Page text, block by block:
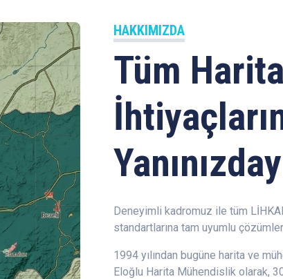
HAKKIMIZDA
Tüm
Deneyimli kadromuz ile tüm
standartlarına tam uyumlu
1994 yılından bugüne harita ve
Eloğlu Harita Mühendislik olarak,